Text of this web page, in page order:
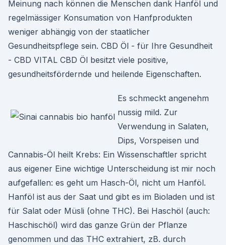
Meinung nach können die Menschen dank Hanföl und
regelmässiger Konsumation von Hanfprodukten
weniger abhängig von der staatlicher
Gesundheitspflege sein. CBD Öl - für Ihre Gesundheit
- CBD VITAL CBD Öl besitzt viele positive,
gesundheitsfördernde und heilende Eigenschaften.
Es schmeckt angenehm
nussig mild. Zur
Verwendung in Salaten,
Dips, Vorspeisen und
Cannabis-Öl heilt Krebs: Ein Wissenschaftler spricht
aus eigener Eine wichtige Unterscheidung ist mir noch
aufgefallen: es geht um Hasch-Öl, nicht um Hanföl.
Hanföl ist aus der Saat und gibt es im Bioladen und ist
für Salat oder Müsli (ohne THC). Bei Haschöl (auch:
Haschischöl) wird das ganze Grün der Pflanze
genommen und das THC extrahiert, zB. durch